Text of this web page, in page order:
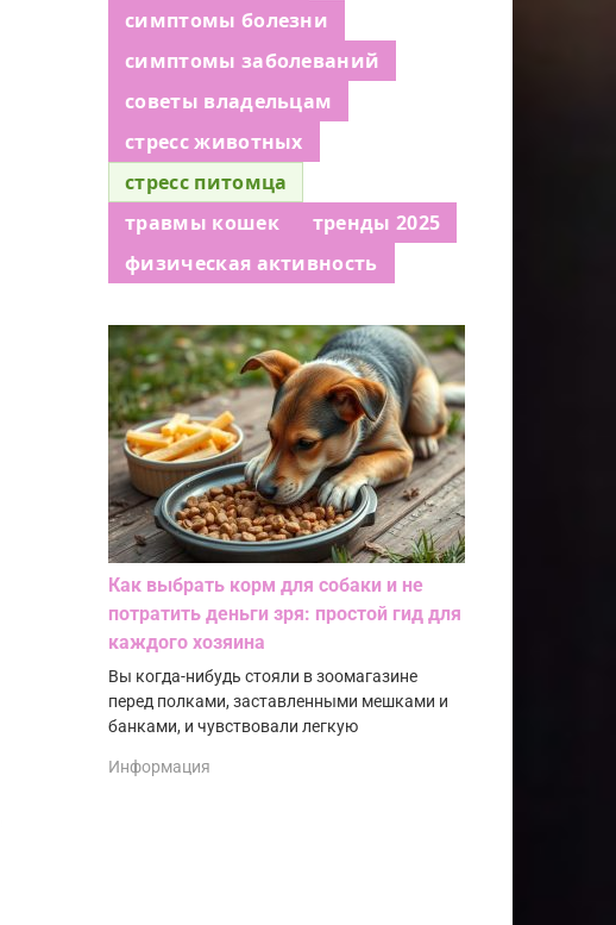
симптомы болезни
симптомы заболеваний
советы владельцам
стресс животных
стресс питомца
травмы кошек
тренды 2025
физическая активность
Как выбрать корм для собаки и не
потратить деньги зря: простой гид для
каждого хозяина
Вы когда-нибудь стояли в зоомагазине
перед полками, заставленными мешками и
банками, и чувствовали легкую
Информация